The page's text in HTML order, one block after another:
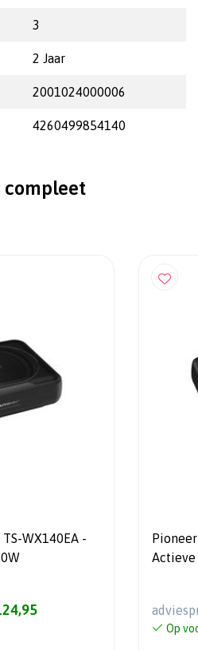
3
2 Jaar
2001024000006
4260499854140
compleet
WX140EA -
Op